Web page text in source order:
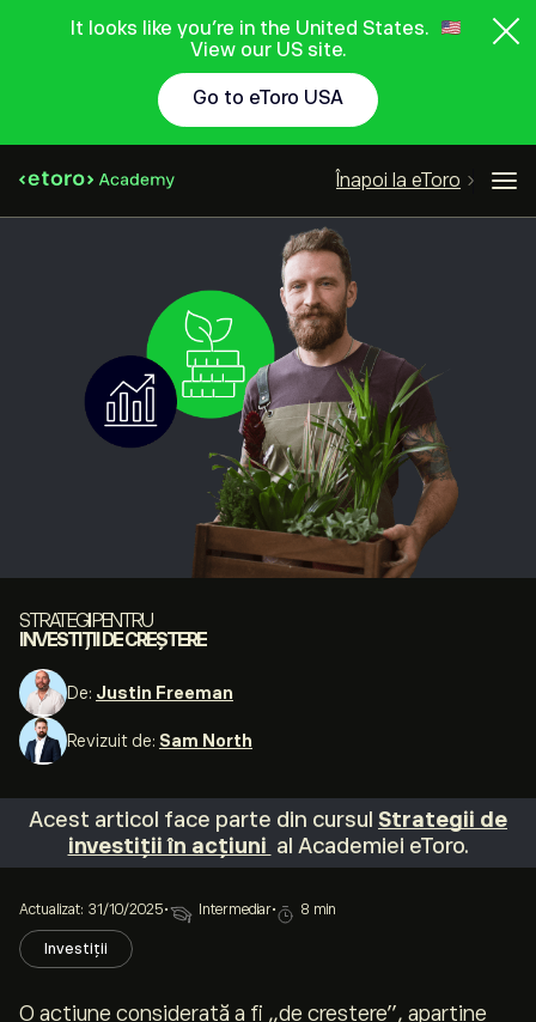
It looks like you're in the United States.
View our US site.
Go to eToro USA
Înapoi la eToro
STRATEGII PENTRU
INVESTIȚII DE CREȘTERE
De: Justin Freeman
Revizuit de: Sam North
Acest articol face parte din cursul Strategii de
investiții în acțiuni al Academiei eToro.
Actualizat: 31/10/2025• Intermediar• 8 min
Investiții
O acțiune considerată a fi „de creștere”, aparține